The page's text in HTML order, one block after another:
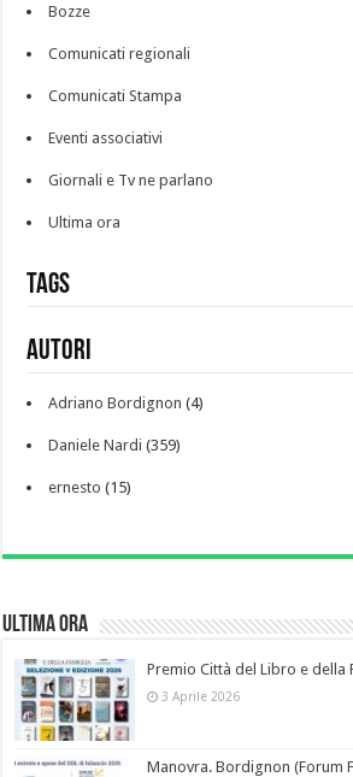
Bozze
Comunicati regionali
Comunicati Stampa
Eventi associativi
Giornali e Tv ne parlano
Ultima ora
Tags
Autori
Adriano Bordignon (4)
Daniele Nardi (359)
ernesto (15)
Ultima Ora
Premio Città del Libro e della
3 Aprile 2026
Manovra. Bordignon (Forum